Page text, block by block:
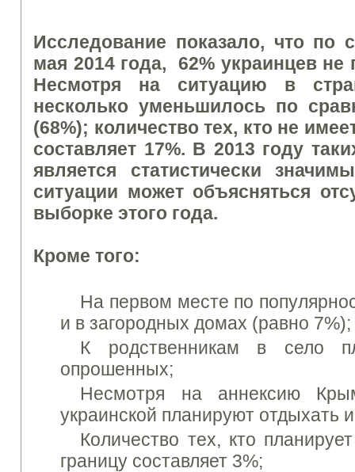
Исследование показало, что по
мая 2014 года, 62% украинцев не
Несмотря на ситуацию в
несколько уменьшилось по
(68%); количество тех, кто не
составляет 17%. В 2013 году
является статистически
ситуации может объясняться
выборке этого года.
Кроме того:
На первом месте по
и в загородных домах (равно
К родственникам в село
опрошенных;
Несмотря на аннексию
украинской планируют отдыхать
Количество тех, кто
границу составляет 3%;